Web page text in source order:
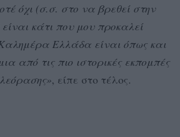
όχι (σ.σ. στο να βρεθεί στην
κάτι που μου προκαλεί
Ελλάδα είναι όπως και
από τις πιο ιστορικές εκπομπές
, είπε στο τέλος.